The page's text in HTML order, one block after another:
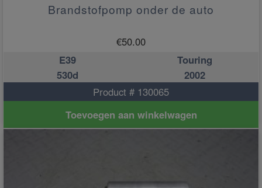
Brandstofpomp onder de auto
€50.00
E39
Touring
530d
2002
Product # 130065
Toevoegen aan winkelwagen